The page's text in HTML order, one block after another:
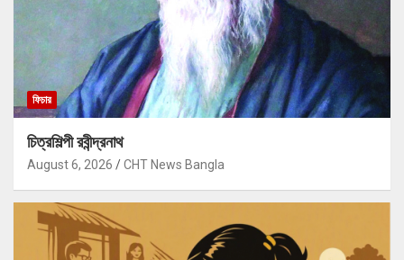
ফিচার
চিত্রশিল্পী রবীন্দ্রনাথ
August 6, 2026 CHT News Bangla